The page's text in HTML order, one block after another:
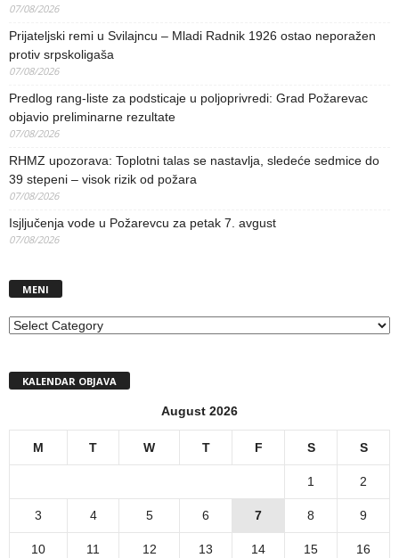
07/08/2026
Prijateljski remi u Svilajncu – Mladi Radnik 1926 ostao neporažen
protiv srpskoligaša
07/08/2026
Predlog rang-liste za podsticaje u poljoprivredi: Grad Požarevac
objavio preliminarne rezultate
07/08/2026
RHMZ upozorava: Toplotni talas se nastavlja, sledeće sedmice do
39 stepeni – visok rizik od požara
07/08/2026
Isjljučenja vode u Požarevcu za petak 7. avgust
07/08/2026
MENI
MENI
KALENDAR OBJAVA
August 2026
M T W T F S S
1 2
3 4 5 6 7 8 9
10 11 12 13 14 15 16